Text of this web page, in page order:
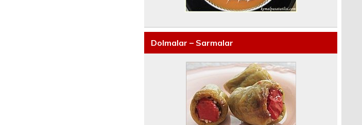
Dolmalar – Sarmalar